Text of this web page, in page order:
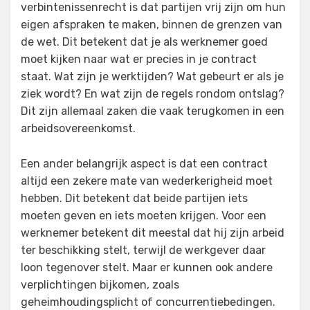
verbintenissenrecht is dat partijen vrij zijn om hun
eigen afspraken te maken, binnen de grenzen van
de wet. Dit betekent dat je als werknemer goed
moet kijken naar wat er precies in je contract
staat. Wat zijn je werktijden? Wat gebeurt er als je
ziek wordt? En wat zijn de regels rondom ontslag?
Dit zijn allemaal zaken die vaak terugkomen in een
arbeidsovereenkomst.
Een ander belangrijk aspect is dat een contract
altijd een zekere mate van wederkerigheid moet
hebben. Dit betekent dat beide partijen iets
moeten geven en iets moeten krijgen. Voor een
werknemer betekent dit meestal dat hij zijn arbeid
ter beschikking stelt, terwijl de werkgever daar
loon tegenover stelt. Maar er kunnen ook andere
verplichtingen bijkomen, zoals
geheimhoudingsplicht of concurrentiebedingen.